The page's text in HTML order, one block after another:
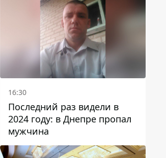
16:30
Последний раз видели в
2024 году: в Днепре пропал
мужчина